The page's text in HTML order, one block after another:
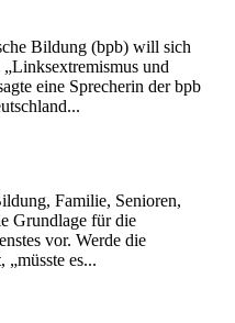
Bildung (bpb) will sich
und
eine Sprecherin der bpb
Familie, Senioren,
Grundlage für die
vor. Werde die
es...